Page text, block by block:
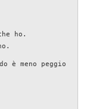
ho.
è meno peggio